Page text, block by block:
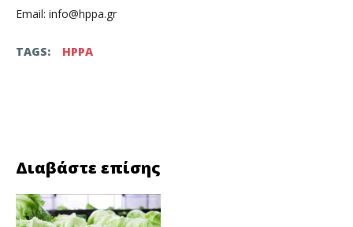
Email: info@hppa.gr
TAGS: ΗΡΡΑ
Διαβάστε επίσης